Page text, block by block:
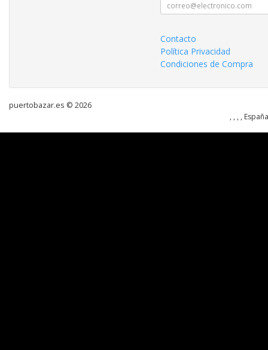
Contacto
Política Privacidad
Condiciones de Compra
puertobazar.es © 2026
, , , ,